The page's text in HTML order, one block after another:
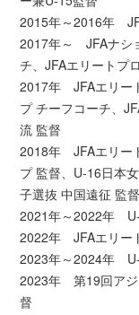
2015年～2016年
2017年～ JFAナシ
チ、JFAエリートプ
2017年 JFAエリー
プ チーフコーチ、
流 監督
2018年 JFAエリー
プ 監督、U-16日本
子選抜 中国遠征 監督
2021年～2022年
2022年 JFAエリー
2023年～2024年
2023年 第19回アジ
督